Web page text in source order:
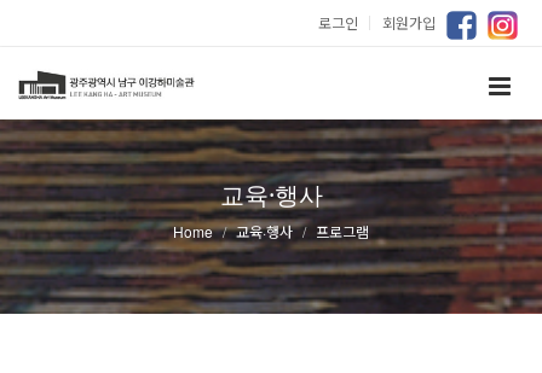
로그인 ｜ 회원가입
교육·행사
Home 교육·행사 프로그램